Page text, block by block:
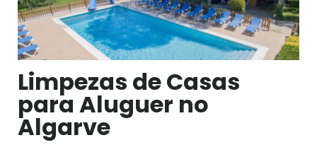
e
z
a
d
e
C
Limpezas de Casas
para Aluguer no
Algarve